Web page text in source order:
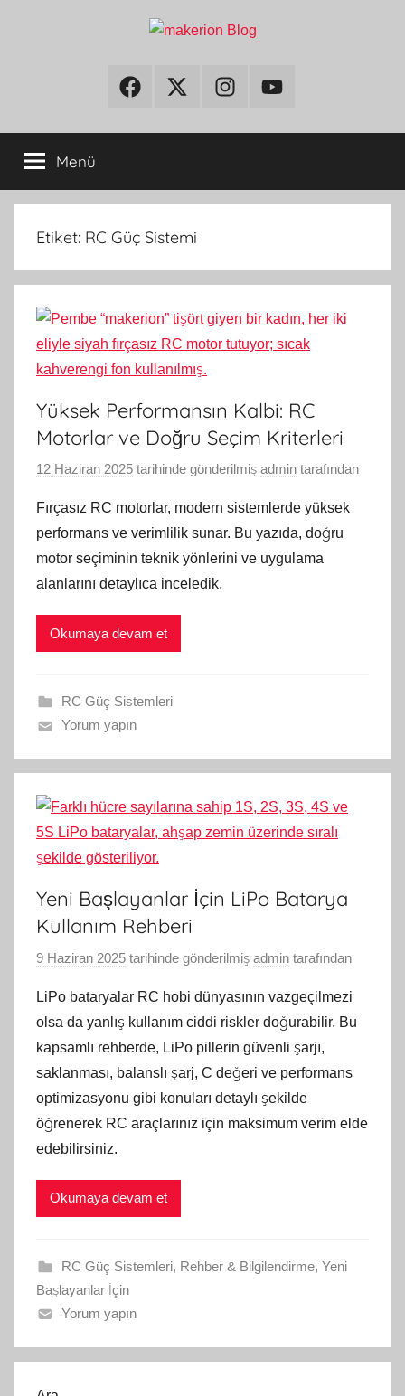
makerionFacebookTwitter InstagramYoutube
Menü
Etiket: RC Güç Sistemi
Yüksek Performansın Kalbi: RC
Motorlar ve Doğru Seçim Kriterleri
12 Haziran 2025 tarihinde gönderilmiş admin tarafından
Fırçasız RC motorlar, modern sistemlerde yüksek
performans ve verimlilik sunar. Bu yazıda, doğru
motor seçiminin teknik yönlerini ve uygulama
alanlarını detaylıca inceledik.
Okumaya devam et
RC Güç Sistemleri
Yorum yapın
Yeni Başlayanlar İçin LiPo Batarya
Kullanım Rehberi
9 Haziran 2025 tarihinde gönderilmiş admin tarafından
LiPo bataryalar RC hobi dünyasının vazgeçilmezi
olsa da yanlış kullanım ciddi riskler doğurabilir. Bu
kapsamlı rehberde, LiPo pillerin güvenli şarjı,
saklanması, balanslı şarj, C değeri ve performans
optimizasyonu gibi konuları detaylı şekilde
öğrenerek RC araçlarınız için maksimum verim elde
edebilirsiniz.
Okumaya devam et
RC Güç Sistemleri, Rehber & Bilgilendirme, Yeni
Başlayanlar İçin
Yorum yapın